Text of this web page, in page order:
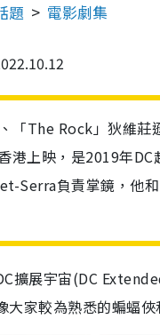
題 電影劇集
「The Rock」狄維
港上映，是2019年
Serra負責掌鏡，他
擴展宇宙(DC
大家較為熟悉的蝙蝠俠